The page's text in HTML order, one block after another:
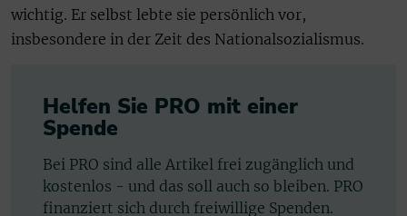
wichtig. Er selbst lebte sie persönlich vor,
insbesondere in der Zeit des Nationalsozialismus.
Helfen Sie PRO mit einer
Spende
Bei PRO sind alle Artikel frei zugänglich und
kostenlos - und das soll auch so bleiben. PRO
finanziert sich durch freiwillige Spenden.